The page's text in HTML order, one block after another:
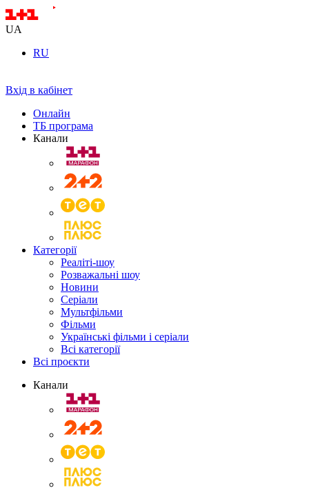
UA
RU
Вхід в кабінет
Онлайн
ТБ програма
Канали
Категорії
Реаліті-шоу
Розважальні шоу
Новини
Серіали
Мультфільми
Фільми
Українські фільми і серіали
Всі категорії
Всі проєкти
Канали